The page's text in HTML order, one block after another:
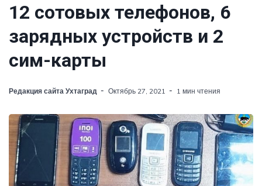
12 сотовых телефонов, 6
зарядных устройств и 2
сим-карты
Редакция сайта Ухтаград Октябрь 27, 2021 1 мин чтения